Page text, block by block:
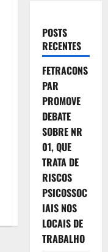
POSTS
RECENTES
FETRACONS
PAR
PROMOVE
DEBATE
SOBRE NR
01, QUE
TRATA DE
RISCOS
PSICOSSOC
IAIS NOS
LOCAIS DE
TRABALHO